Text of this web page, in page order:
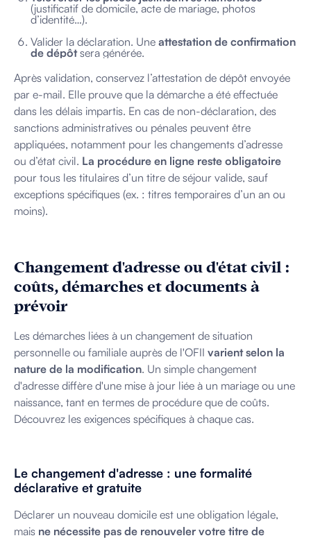
(justificatif de domicile, acte de mariage, photos
d’identité…).
Valider la déclaration. Une attestation de confirmation
de dépôtsera générée.
Après validation, conservez l’attestation de dépôt envoyée
par e-mail. Elle prouve que la démarche a été effectuée
dans les délais impartis. En cas de non-déclaration, des
sanctions administratives ou pénales peuvent être
appliquées, notamment pour les changements d’adresse
ou d’état civil. La procédure en ligne reste obligatoire
pour tous les titulaires d’un titre de séjour valide, sauf
exceptions spécifiques (ex. : titres temporaires d’un an ou
moins).
Changement d'adresse ou d'état civil :
coûts, démarches et documents à
prévoir
Les démarches liées à un changement de situation
personnelle ou familiale auprès de l'OFII varient selon la
nature de la modification. Un simple changement
d'adresse diffère d'une mise à jour liée à un mariage ou une
naissance, tant en termes de procédure que de coûts.
Découvrez les exigences spécifiques à chaque cas.
Le changement d'adresse : une formalité
déclarative et gratuite
Déclarer un nouveau domicile est une obligation légale,
mais ne nécessite pas de renouveler votre titre de